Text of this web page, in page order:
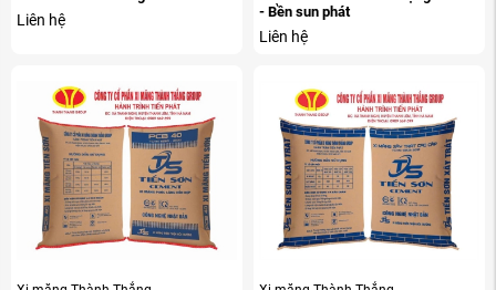
Liên hệ
- Bền sun phát
Liên hệ